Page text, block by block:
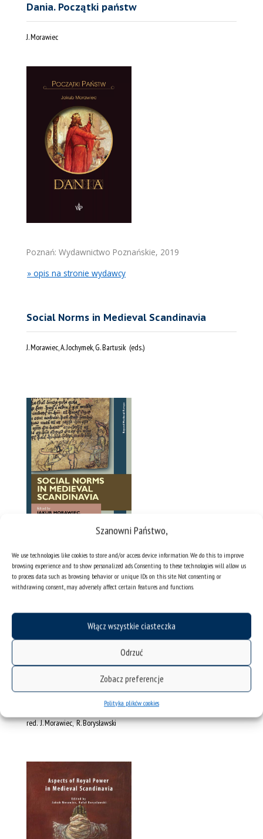
Szanowni Państwo,
We use technologies like cookies to store and/or access device information. We do this to improve
browsing experience and to show personalized ads. Consenting to these technologies will allow us
to process data such as browsing behavior or unique IDs on this site. Not consenting or
withdrawing consent, may adversely affect certain features and functions.
Włącz wszystkie ciasteczka
Odrzuć
Zobacz preferencje
Polityka plików cookies
Dania. Początki państw
J. Morawiec
Poznań: Wydawnictwo Poznańskie, 2019
» opis na stronie wydawcy
Social Norms in Medieval Scandinavia
J. Morawiec, A. Jochymek, G. Bartusik (eds.)
Leeds-Amsterdam: Arc Humanities Press & Amsterdam University Press,
Aspects of Royal Power in Medieval
Scandinavia
red. J. Morawiec, R. Borysławski